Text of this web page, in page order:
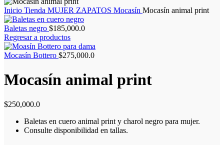
Inicio Tienda MUJER ZAPATOS Mocasín Mocasín animal print
Baletas negro $185,000.0
Regresar a productos
Mocasín Bottero $275,000.0
Mocasín animal print
$250,000.0
Baletas en cuero animal print y charol negro para mujer.
Consulte disponibilidad en tallas.